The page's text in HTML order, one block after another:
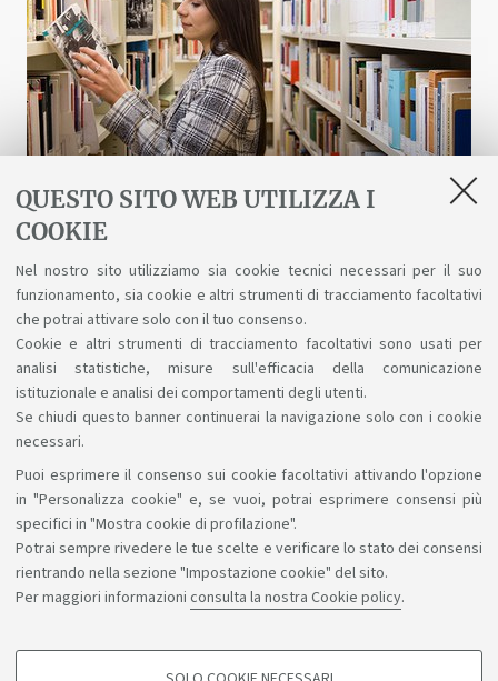
QUESTO SITO WEB UTILIZZA I
COOKIE
Nel nostro sito utilizziamo sia cookie tecnici necessari per il suo
funzionamento, sia cookie e altri strumenti di tracciamento facoltativi
che potrai attivare solo con il tuo consenso.
Cookie e altri strumenti di tracciamento facoltativi sono usati per
analisi statistiche, misure sull'efficacia della comunicazione
istituzionale e analisi dei comportamenti degli utenti.
Se chiudi questo banner continuerai la navigazione solo con i cookie
necessari.
Puoi esprimere il consenso sui cookie facoltativi attivando l'opzione
in "Personalizza cookie" e, se vuoi, potrai esprimere consensi più
specifici in "Mostra cookie di profilazione".
Potrai sempre rivedere le tue scelte e verificare lo stato dei consensi
rientrando nella sezione "Impostazione cookie" del sito.
Per maggiori informazioni consulta la nostra Cookie policy.
Biblioteche e risorse digitali
Un patrimonio fatto di scienza, arte, storia a
tua disposizione gratuitamente, anche online.
Sosteniamo il diritto alla conoscenza
Seguici su: